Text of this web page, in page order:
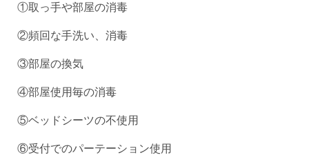
①取っ手や部屋の消毒
②頻回な手洗い、消毒
③部屋の換気
④部屋使用毎の消毒
⑤ベッドシーツの不使用
⑥受付でのパーテーション使用